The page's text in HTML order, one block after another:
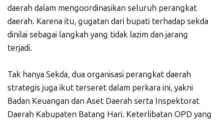
daerah dalam mengoordinasikan seluruh perangkat
daerah. Karena itu, gugatan dari bupati terhadap sekda
dinilai sebagai langkah yang tidak lazim dan jarang
terjadi.
Tak hanya Sekda, dua organisasi perangkat daerah
strategis juga ikut terseret dalam perkara ini, yakni
Badan Keuangan dan Aset Daerah serta Inspektorat
Daerah Kabupaten Batang Hari. Keterlibatan OPD yang